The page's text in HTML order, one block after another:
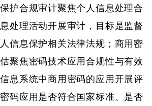
护合规审计聚焦个人信息处理合
处理活动开展审计，目标是监督
信息保护相关法律法规；商用密
聚焦密码技术应用合规性与有效
息系统中商用密码的应用开展评
码应用是否符合国家标准、是否